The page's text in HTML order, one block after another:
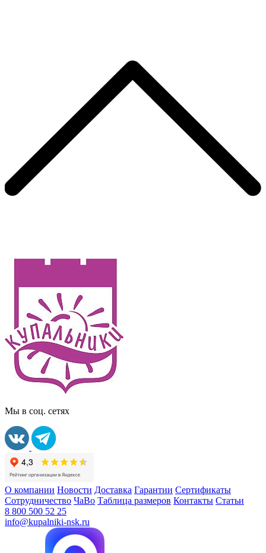
Мы в соц. сетях
О компании Новости Доставка Гарантии Сертификаты
Сотрудничество ЧаВо Таблица размеров Контакты Статьи
8 800 500 52 25
info@kupalniki-nsk.ru